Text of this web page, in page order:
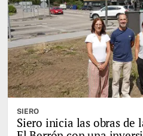
SIERO
Siero inicia las obras de